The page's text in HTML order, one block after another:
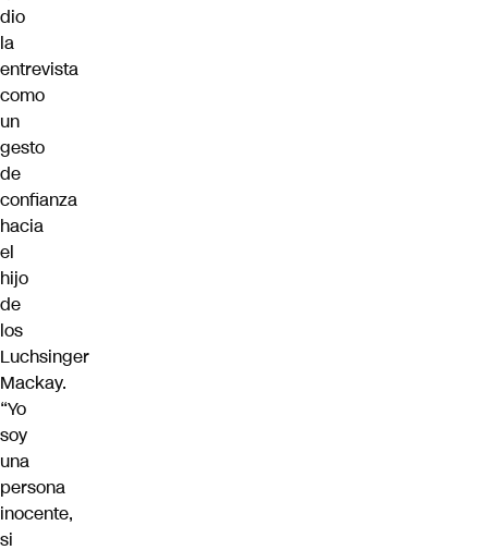
dio
la
entrevista
como
un
gesto
de
confianza
hacia
el
hijo
de
los
Luchsinger
Mackay.
“Yo
soy
una
persona
inocente,
si